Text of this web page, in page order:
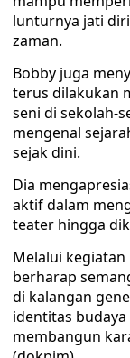
lunturnya jati
zaman.
Bobby juga
terus dilakukan
seni di sekolah-
mengenal
sejak dini.
Dia
aktif dalam
teater hingga
Melalui
berharap
di kalangan
identitas
membangun